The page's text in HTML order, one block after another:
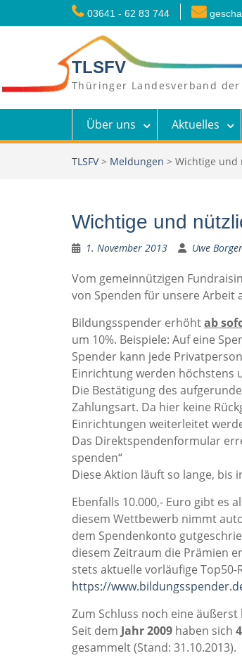
03641 - 62 83 744
TLSFV
Thüringer Landesverband
Über uns Aktuelles
TLSFV> Meldungen > Wichtige und
Wichtige und
1. November 2013 Uwe Borger
Vom gemeinnützigen
von Spenden für unsere Arbeit
Bildungsspender erhöhtab
um 10%. Beispiele: Auf eine
Spender kann jede
Einrichtung werden höchstens
Die Bestätigung des
Zahlungsart. Da hier keine
Einrichtungen weiterleitet
Das Direktspendenformular
spenden“
Diese Aktion läuft so lange, bis
Ebenfalls 10.000,- Euro gibt es
diesem Wettbewerb nimmt
dem Spendenkonto
diesem Zeitraum die Prämien
stets aktuelle vorläufige
https://
Zum Schluss noch eine
Seit dem Jahr 2009 haben sich
gesammelt (Stand: 31.10.2013).